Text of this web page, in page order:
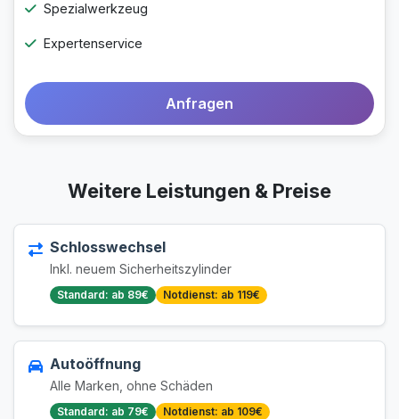
Spezialwerkzeug
Expertenservice
Anfragen
Weitere Leistungen & Preise
Schlosswechsel
Inkl. neuem Sicherheitszylinder
Standard: ab 89€ Notdienst: ab 119€
Autoöffnung
Alle Marken, ohne Schäden
Standard: ab 79€ Notdienst: ab 109€